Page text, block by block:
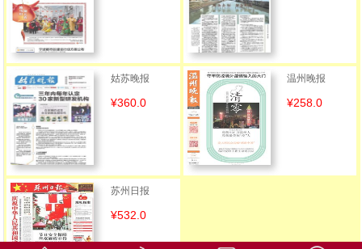
姑苏晚报
¥360.0
温州晚报
¥258.0
苏州日报
¥532.0